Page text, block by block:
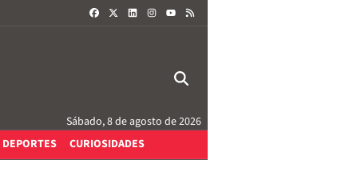
FACEBOOKLINKEDININSTAGRAM
Sábado, 8 de agosto de 2026
DEPORTES CURIOSIDADES